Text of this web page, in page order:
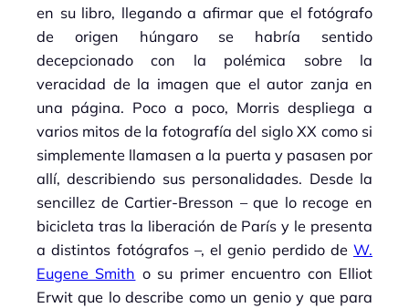
en su libro, llegando a afirmar que el fotógrafo
de origen húngaro se habría sentido
decepcionado con la polémica sobre la
veracidad de la imagen que el autor zanja en
una página. Poco a poco, Morris despliega a
varios mitos de la fotografía del siglo XX como si
simplemente llamasen a la puerta y pasasen por
allí, describiendo sus personalidades. Desde la
sencillez de Cartier-Bresson – que lo recoge en
bicicleta tras la liberación de París y le presenta
a distintos fotógrafos –, el genio perdido de W.
Eugene Smith o su primer encuentro con Elliot
Erwit que lo describe como un genio y que para